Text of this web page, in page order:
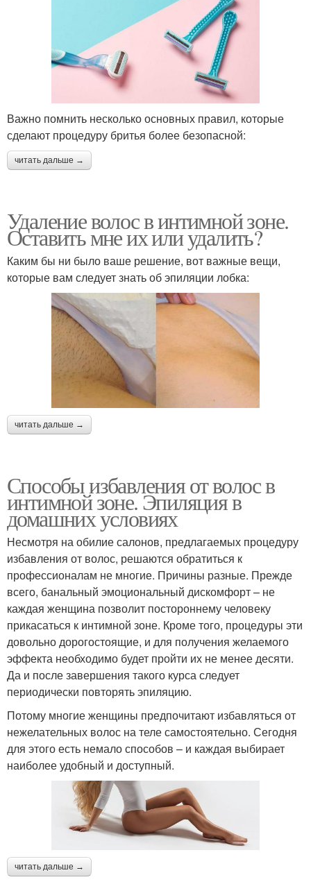
Важно помнить несколько основных правил, которые
сделают процедуру бритья более безопасной:
читать дальше →
Удаление волос в интимной зоне.
Оставить мне их или удалить?
Каким бы ни было ваше решение, вот важные вещи,
которые вам следует знать об эпиляции лобка:
читать дальше →
Способы избавления от волос в
интимной зоне. Эпиляция в
домашних условиях
Несмотря на обилие салонов, предлагаемых процедуру
избавления от волос, решаются обратиться к
профессионалам не многие. Причины разные. Прежде
всего, банальный эмоциональный дискомфорт – не
каждая женщина позволит постороннему человеку
прикасаться к интимной зоне. Кроме того, процедуры эти
довольно дорогостоящие, и для получения желаемого
эффекта необходимо будет пройти их не менее десяти.
Да и после завершения такого курса следует
периодически повторять эпиляцию.
Потому многие женщины предпочитают избавляться от
нежелательных волос на теле самостоятельно. Сегодня
для этого есть немало способов – и каждая выбирает
наиболее удобный и доступный.
читать дальше →